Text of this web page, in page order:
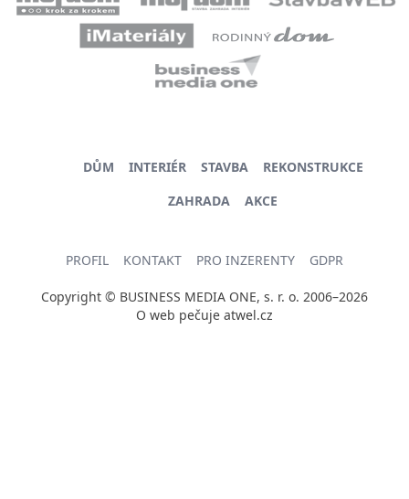
DŮM INTERIÉR STAVBA
REKONSTRUKCE
ZAHRADA
AKCE
PROFIL KONTAKT PRO INZERENTY GDPR
Copyright © BUSINESS MEDIA ONE, s. r. o. 2006–2026